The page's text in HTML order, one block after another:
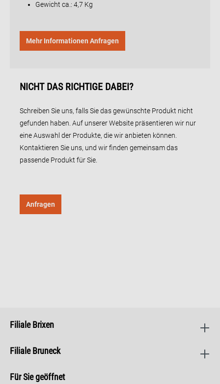
Gewicht ca.: 4,7 Kg
Mehr Informationen Anfragen
NICHT DAS RICHTIGE DABEI?
Schreiben Sie uns, falls Sie das gewünschte Produkt nicht
gefunden haben. Auf unserer Website präsentieren wir nur
eine Auswahl der Produkte, die wir anbieten können.
Kontaktieren Sie uns, und wir finden gemeinsam das
passende Produkt für Sie.
Anfragen
Filiale Brixen
Filiale Bruneck
Für Sie geöffnet